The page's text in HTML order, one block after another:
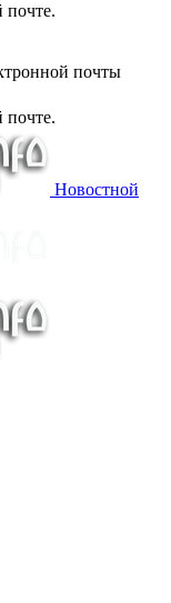
почте.
почты
почте.
Новостной